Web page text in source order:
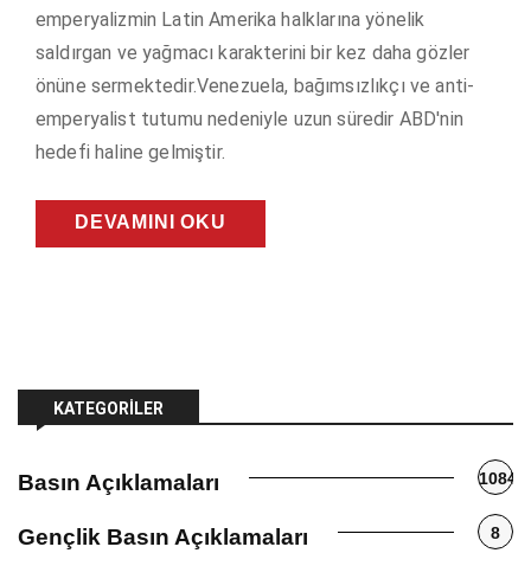
emperyalizmin Latin Amerika halklarına yönelik
saldırgan ve yağmacı karakterini bir kez daha gözler
önüne sermektedir.Venezuela, bağımsızlıkçı ve anti-
emperyalist tutumu nedeniyle uzun süredir ABD'nin
hedefi haline gelmiştir.
DEVAMINI OKU
KATEGORILER
Basın Açıklamaları 1084
Gençlik Basın Açıklamaları 8